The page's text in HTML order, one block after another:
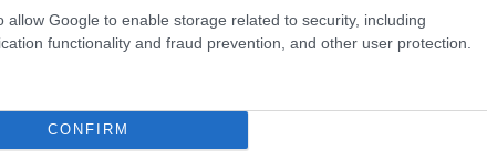
allow Google to enable storage related to security, including
functionality and fraud prevention, and other user protection.
CONFIRM
sicurezza, rendendo difficile la corretta
conseguenza, i team di sicurezza si trovano
e falsi positivi, aumentando il rischio di